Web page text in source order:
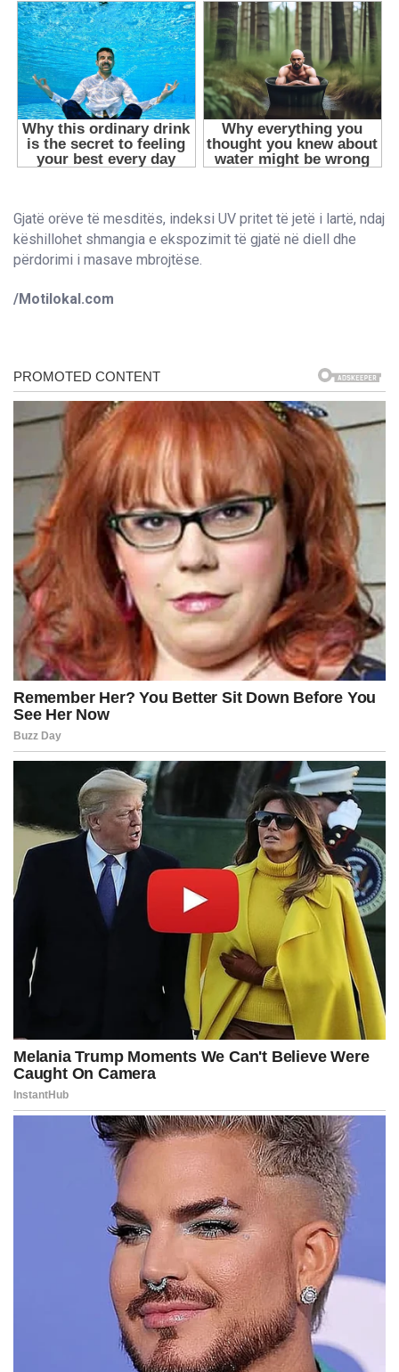
Gjatë orëve të mesditës, indeksi UV pritet të jetë i lartë, ndaj
këshillohet shmangia e ekspozimit të gjatë në diell dhe
përdorimi i masave mbrojtëse.
/Motilokal.com